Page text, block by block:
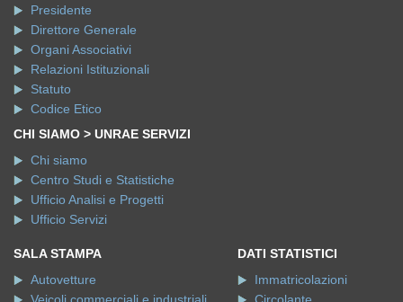
Presidente
Direttore Generale
Organi Associativi
Relazioni Istituzionali
Statuto
Codice Etico
CHI SIAMO > UNRAE SERVIZI
Chi siamo
Centro Studi e Statistiche
Ufficio Analisi e Progetti
Ufficio Servizi
SALA STAMPA
Autovetture
DATI STATISTICI
Immatricolazioni